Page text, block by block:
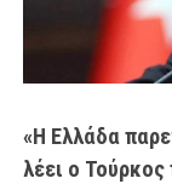
«Η Ελλάδα
λέει ο